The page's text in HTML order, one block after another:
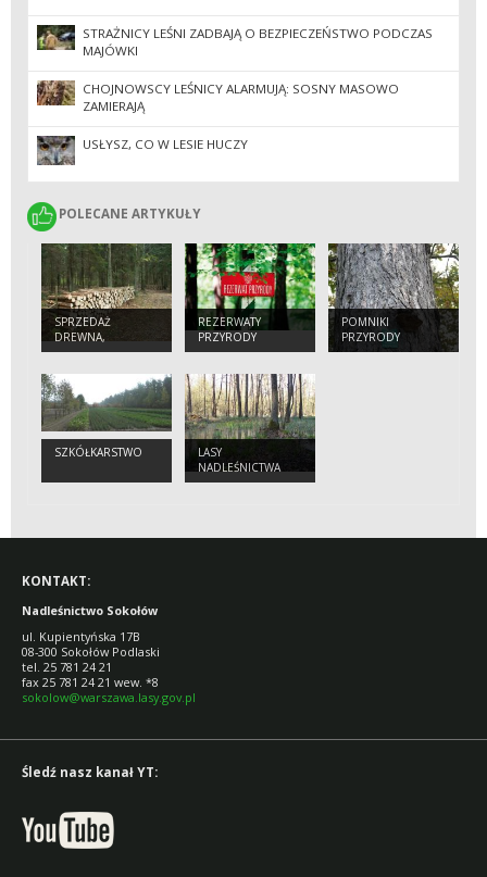
STRAŻNICY LEŚNI ZADBAJĄ O BEZPIECZEŃSTWO PODCZAS
MAJÓWKI
CHOJNOWSCY LEŚNICY ALARMUJĄ: SOSNY MASOWO
ZAMIERAJĄ
USŁYSZ, CO W LESIE HUCZY
POLECANE ARTYKUŁY
POLECANE ARTYKUŁY
SPRZEDAŻ
DREWNA,
CHOINEK I
REZERWATY
PRZYRODY
POMNIKI
PRZYRODY
SZKÓŁKARSTWO
LASY
NADLEŚNICTWA
KONTAKT:
Nadleśnictwo Sokołów
ul. Kupientyńska 17B
08-300 Sokołów Podlaski
tel. 25 781 24 21
fax 25 781 24 21 wew. *8
sokolow@warszawa.lasy.gov.pl
Śledź nasz kanał YT: